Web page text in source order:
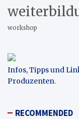
workshop
Infos, Tipps und
Produzenten.
RECOMMENDED